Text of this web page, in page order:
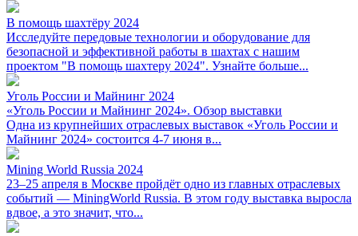
В помощь шахтёру 2024
Исследуйте передовые технологии и оборудование для
безопасной и эффективной работы в шахтах с нашим
проектом "В помощь шахтеру 2024". Узнайте больше...
Уголь России и Майнинг 2024
«Уголь России и Майнинг 2024». Обзор выставки
Одна из крупнейших отраслевых выставок «Уголь России и
Майнинг 2024» состоится 4-7 июня в...
Mining World Russia 2024
23–25 апреля в Москве пройдёт одно из главных отраслевых
событий — MiningWorld Russia. В этом году выставка выросла
вдвое, а это значит, что...